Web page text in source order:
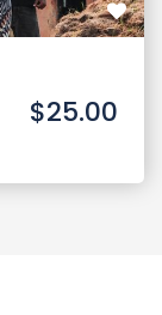
$25.00